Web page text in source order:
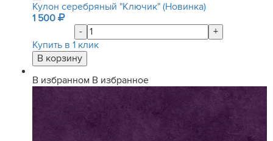
Кулон серебряный "Ключик" (Новинка)
1 500
-
+
Купить в 1 клик
В избранном В избранное